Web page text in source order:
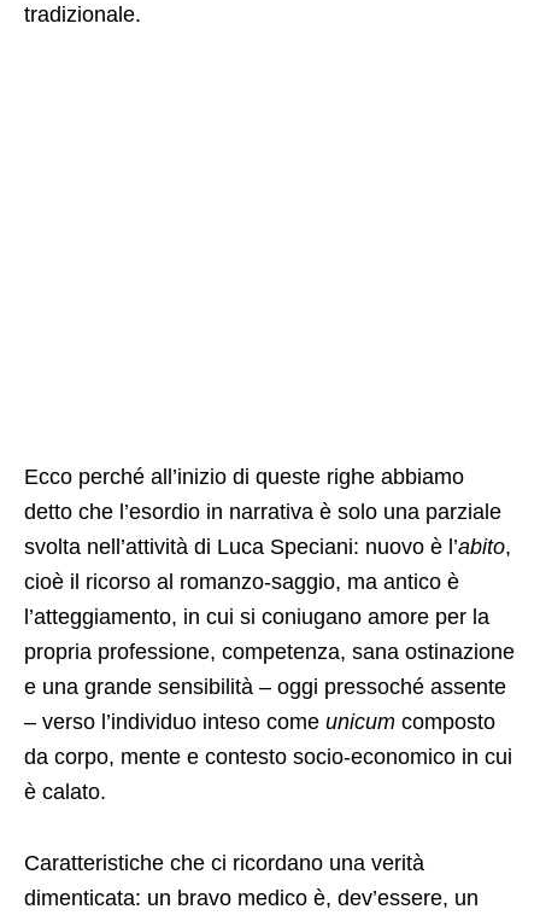
tradizionale.
Ecco perché all’inizio di queste righe abbiamo
detto che l’esordio in narrativa è solo una parziale
svolta nell’attività di Luca Speciani: nuovo è l’abito,
cioè il ricorso al romanzo-saggio, ma antico è
l’atteggiamento, in cui si coniugano amore per la
propria professione, competenza, sana ostinazione
e una grande sensibilità – oggi pressoché assente
– verso l’individuo inteso come unicum composto
da corpo, mente e contesto socio-economico in cui
è calato.
Caratteristiche che ci ricordano una verità
dimenticata: un bravo medico è, dev’essere, un